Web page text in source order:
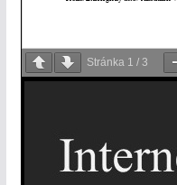
Stránka 1 / 3